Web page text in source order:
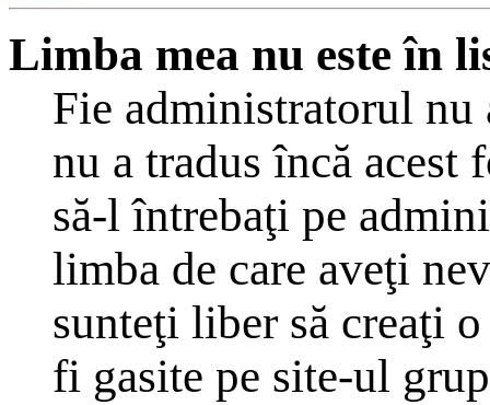
Limba mea nu este în
Fie administratorul nu
nu a tradus încă
să-l întrebaţi pe
limba de care aveţi
sunteţi liber să creaţi
fi gasite pe site-ul